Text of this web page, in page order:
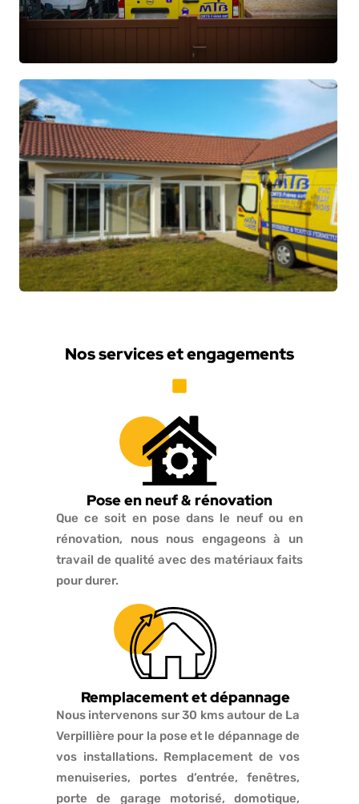
Nos services et engagements
Pose en neuf & rénovation
Que ce soit en pose dans le neuf ou en
rénovation, nous nous engageons à un
travail de qualité avec des matériaux faits
pour durer.
Remplacement et dépannage
Nous intervenons sur 30 kms autour de La
Verpillière pour la pose et le dépannage de
vos installations. Remplacement de vos
menuiseries, portes d’entrée, fenêtres,
porte de garage motorisé, domotique,